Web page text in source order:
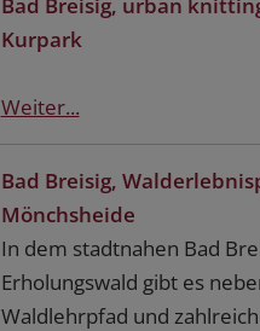
Kurpark
Weiter...
Bad Breisig,
Mönchsheide
In dem stadtnahen Bad
Erholungswald gibt es
Waldlehrpfad und